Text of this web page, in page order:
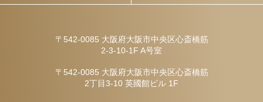
〒542-0085 大阪府大阪市中央区心斎橋筋
2-3-10-1F A号室
〒542-0085 大阪府大阪市中央区心斎橋筋
2丁目3-10 英國館ビル 1F